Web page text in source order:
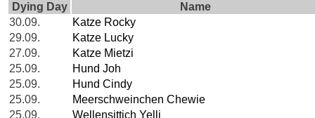
Dying Day
Name
30.09.
Katze Rocky
29.09.
Katze Lucky
27.09.
Katze Mietzi
25.09.
Hund Joh
25.09.
Hund Cindy
25.09.
Meerschweinchen Chewie
25.09.
Wellensittich Yelli